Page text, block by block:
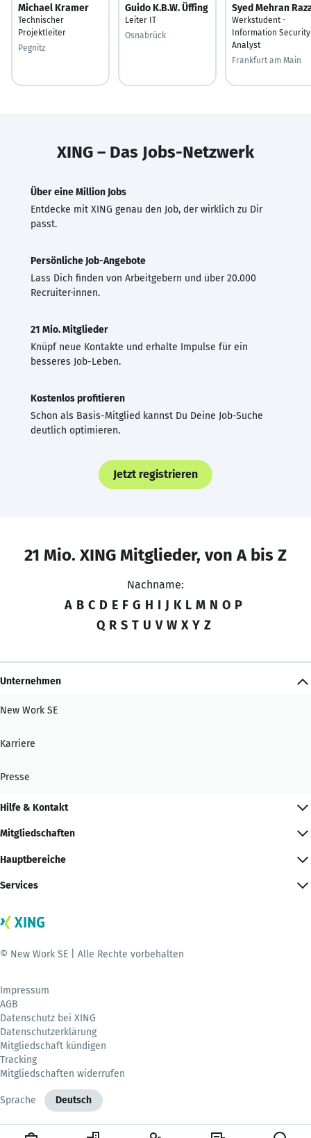
Michael Kramer
Technischer
Projektleiter
Pegnitz
Guido K.B.W. Üffing
Leiter IT
Osnabrück
Syed Mehran
Werkstudent -
Information Security
Analyst
Frankfurt am Main
XING – Das Jobs-Netzwerk
Über eine Million Jobs
Entdecke mit XING genau den Job, der wirklich zu Dir
passt.
Persönliche Job-Angebote
Lass Dich finden von Arbeitgebern und über 20.000
Recruiter·innen.
21 Mio. Mitglieder
Knüpf neue Kontakte und erhalte Impulse für ein
besseres Job-Leben.
Kostenlos profitieren
Schon als Basis-Mitglied kannst Du Deine Job-Suche
deutlich optimieren.
Jetzt registrieren
21 Mio. XING Mitglieder, von A bis Z
Nachname:
A B C D E F G H I J K L M N O P
Q R S T U V W X Y Z
Unternehmen
New Work SE
Karriere
Presse
Hilfe & Kontakt
Mitgliedschaften
Hauptbereiche
Services
© New Work SE | Alle Rechte vorbehalten
Impressum
AGB
Datenschutz bei XING
Datenschutzerklärung
Mitgliedschaft kündigen
Tracking
Mitgliedschaften widerrufen
Sprache Deutsch